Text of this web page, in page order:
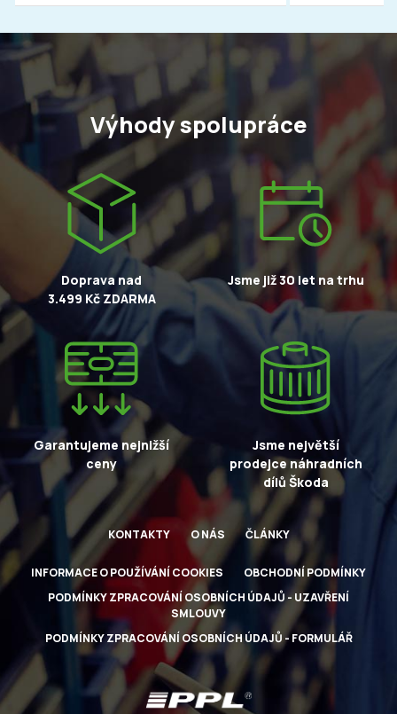
Výhody spolupráce
Doprava nad
3.499 Kč ZDARMA
Jsme již 30 let na trhu
Garantujeme nejnižší
ceny
Jsme největší
prodejce náhradních
dílů Škoda
KONTAKTY O NÁS ČLÁNKY
INFORMACE O POUŽÍVÁNÍ COOKIES
OBCHODNÍ PODMÍNKY
PODMÍNKY ZPRACOVÁNÍ OSOBNÍCH ÚDAJŮ - UZAVŘENÍ
SMLOUVY
PODMÍNKY ZPRACOVÁNÍ OSOBNÍCH ÚDAJŮ - FORMULÁŘ